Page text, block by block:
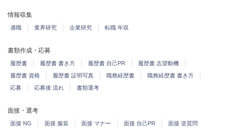
情報収集
適職 業界研究 企業研究 転職 年収
書類作成・応募
履歴書 履歴書 書き方 履歴書 自己PR
履歴書 志望動機
履歴書 資格
履歴書 証明写真 職務経歴書
職務経歴書 書き方
応募
応募後 流れ 書類選考
面接・選考
面接 NG 面接 服装 面接 マナー 面接 自己PR 面接 逆質問